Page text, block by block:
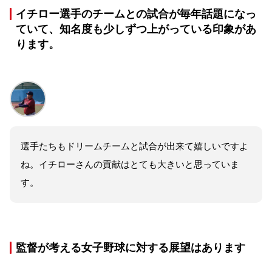
イチロー選手のチームとの試合が毎年話題になっ
ていて、知名度も少しずつ上がっている印象があ
ります。
選手たちもドリームチームと試合が出来て嬉しいですよ
ね。イチローさんの貢献はとても大きいと思っていま
す。
監督が考える女子野球に対する展望はあります